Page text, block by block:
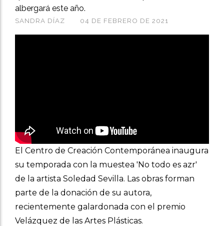
albergará este año.
04 DE FEBRERO DE 2021
SANDRA DÍAZ
El Centro de Creación Contemporánea inaugura
su temporada con la muestea 'No todo es azr'
de la artista Soledad Sevilla. Las obras forman
parte de la donación de su autora,
recientemente galardonada con el premio
Velázquez de las Artes Plásticas.